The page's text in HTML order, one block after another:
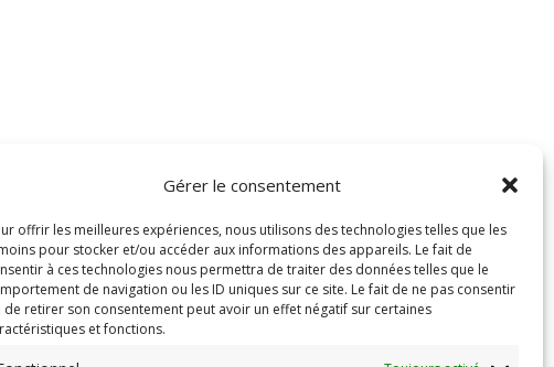
Gérer le consentement
offrir les meilleures expériences, nous utilisons des technologies telles que les
pour stocker et/ou accéder aux informations des appareils. Le fait de
à ces technologies nous permettra de traiter des données telles que le
de navigation ou les ID uniques sur ce site. Le fait de ne pas consentir
de retirer son consentement peut avoir un effet négatif sur certaines
et fonctions.